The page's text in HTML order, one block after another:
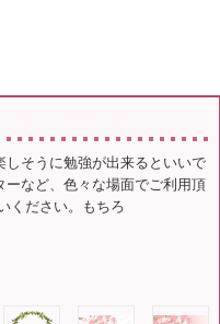
そうに勉強が出来るといいで
など、色々な場面でご利用頂
ください。もちろ